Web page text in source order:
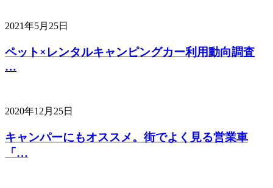
2021年5月25日
ペット×レンタルキャンピングカー利用動向調査
…
2020年12月25日
キャンパーにもオススメ。街でよく見る営業車
「…